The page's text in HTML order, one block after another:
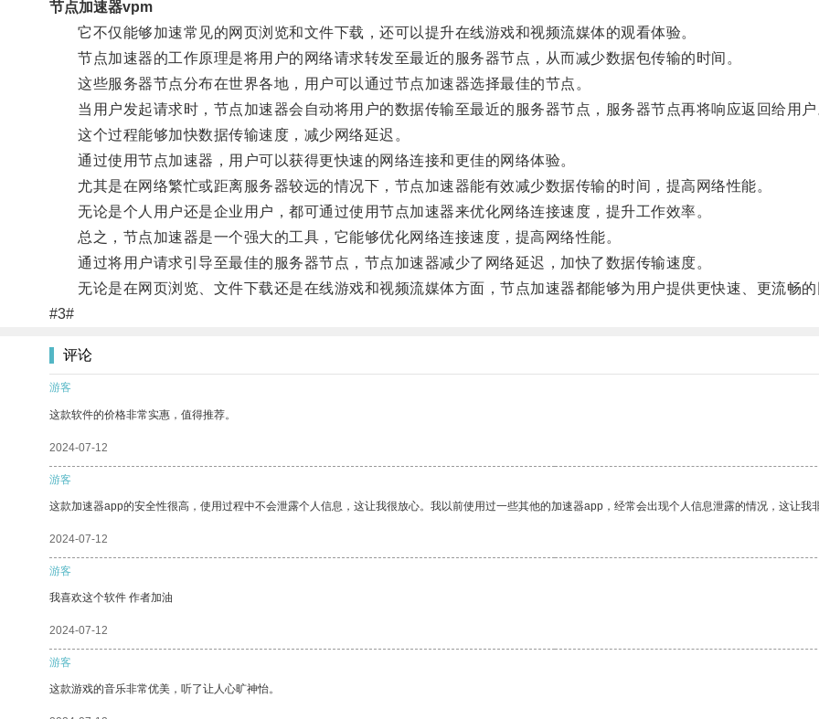
节点加速器vpm
它不仅能够加速常见的网页浏览和文件下载，还可以提升在线游戏和视频流媒体的观看体验。
节点加速器的工作原理是将用户的网络请求转发至最近的服务器节点，从而减少数据包传输的时间。
这些服务器节点分布在世界各地，用户可以通过节点加速器选择最佳的节点。
当用户发起请求时，节点加速器会自动将用户的数据传输至最近的服务器节点，服务器节点再将响应返回给用户
这个过程能够加快数据传输速度，减少网络延迟。
通过使用节点加速器，用户可以获得更快速的网络连接和更佳的网络体验。
尤其是在网络繁忙或距离服务器较远的情况下，节点加速器能有效减少数据传输的时间，提高网络性能。
无论是个人用户还是企业用户，都可通过使用节点加速器来优化网络连接速度，提升工作效率。
总之，节点加速器是一个强大的工具，它能够优化网络连接速度，提高网络性能。
通过将用户请求引导至最佳的服务器节点，节点加速器减少了网络延迟，加快了数据传输速度。
无论是在网页浏览、文件下载还是在线游戏和视频流媒体方面，节点加速器都能够为用户提供更快速、更流畅的
#3#
评论
游客
这款软件的价格非常实惠，值得推荐。
2024-07-12
游客
这款加速器app的安全性很高，使用过程中不会泄露个人信息，这让我很放心。我以前使用过一些其他的加速器app，经常会出现个人信息泄露的情况，这让我
2024-07-12
游客
我喜欢这个软件 作者加油
2024-07-12
游客
这款游戏的音乐非常优美，听了让人心旷神怡。